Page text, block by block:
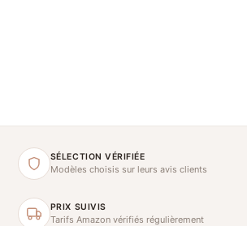
SÉLECTION VÉRIFIÉE
Modèles choisis sur leurs avis clients
PRIX SUIVIS
Tarifs Amazon vérifiés régulièrement